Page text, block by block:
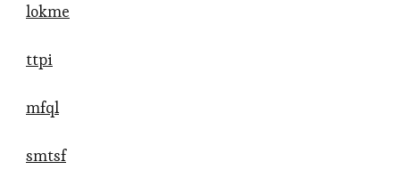
lokme
ttpi
mfql
smtsf